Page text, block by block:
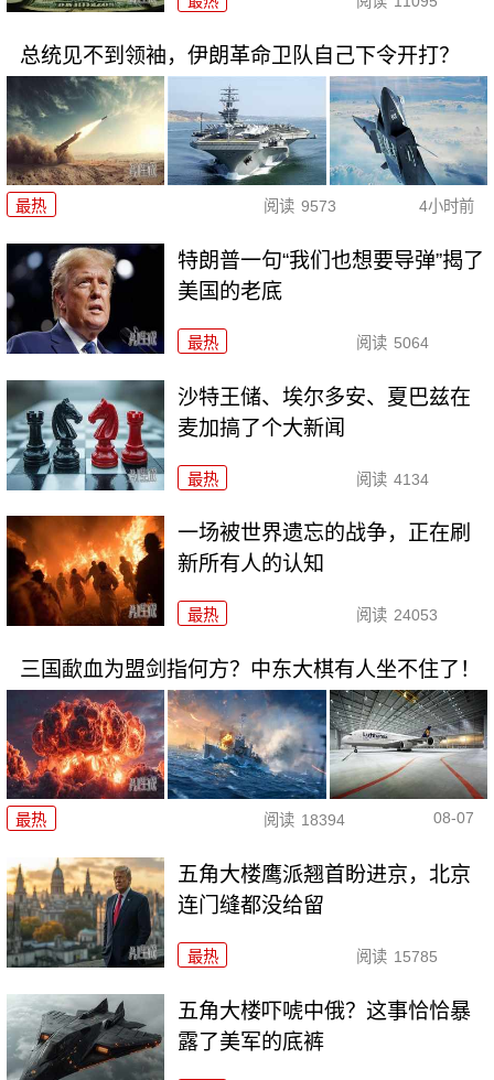
总统见不到领袖，伊朗革命卫队自己下令开打？
最热 阅读 9573 4小时前
特朗普一句“我们也想要导弹”揭了
美国的老底
最热 阅读 5064
沙特王储、埃尔多安、夏巴兹在
麦加搞了个大新闻
最热 阅读 4134
一场被世界遗忘的战争，正在刷
新所有人的认知
最热 阅读 24053
三国歃血为盟剑指何方？中东大棋有人坐不住了！
最热 阅读 18394 08-07
五角大楼鹰派翘首盼进京，北京
连门缝都没给留
最热 阅读 15785
五角大楼吓唬中俄？这事恰恰暴
露了美军的底裤